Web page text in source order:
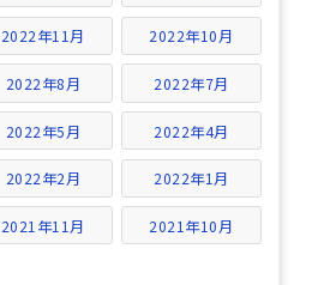
2022年11月 2022年10月
2022年8月 2022年7月
2022年5月 2022年4月
2022年2月 2022年1月
2021年11月 2021年10月